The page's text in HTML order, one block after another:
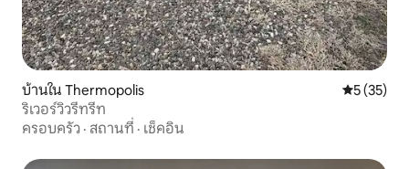
บ้านใน Thermopolis คะแนนเฉลี่
5 (35)
ริเวอร์วิวรีทรีท
ครอบครัว · สถานที่ · เช็คอิน